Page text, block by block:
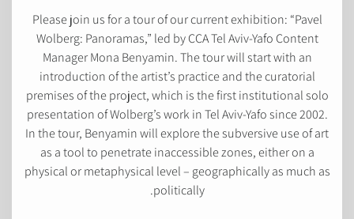
Please join us for a tour of our current exhibition: “Pavel
Wolberg: Panoramas,” led by CCA Tel Aviv-Yafo Content
Manager Mona Benyamin. The tour will start with an
introduction of the artist’s practice and the curatorial
premises of the project, which is the first institutional solo
presentation of Wolberg’s work in Tel Aviv-Yafo since 2002.
In the tour, Benyamin will explore the subversive use of art
as a tool to penetrate inaccessible zones, either on a
physical or metaphysical level – geographically as much as
politically.